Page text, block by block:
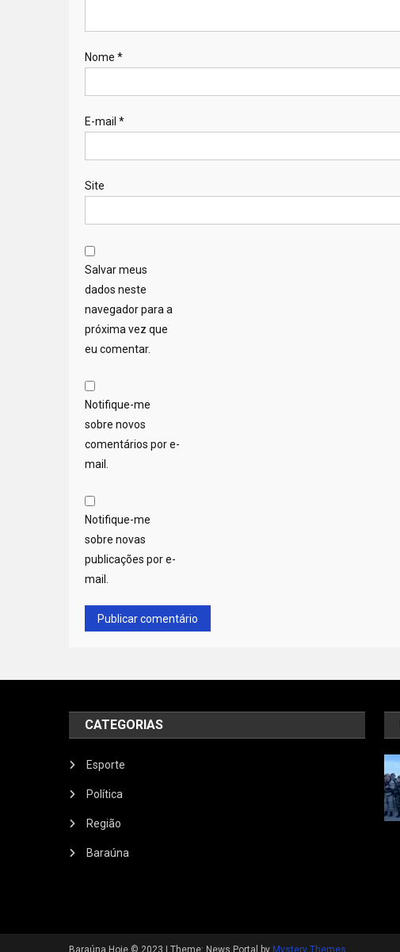
Nome *
E-mail *
Site
Salvar meus
dados neste
navegador para a
próxima vez que
eu comentar.
Notifique-me
sobre novos
comentários por e-
mail.
Notifique-me
sobre novas
publicações por e-
mail.
CATEGORIAS
Esporte
Política
Região
Baraúna